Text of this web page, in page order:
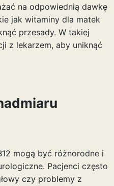
na odpowiednią dawkę
jak witaminy dla matek
przesady. W takiej
z lekarzem, aby uniknąć
mogą być różnorodne i
Pacjenci często
czy problemy z